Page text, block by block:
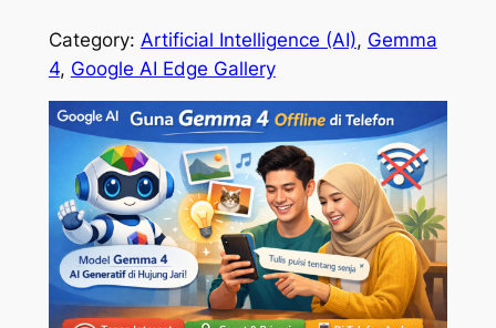
Category: Artificial Intelligence (AI), Gemma
4, Google AI Edge Gallery